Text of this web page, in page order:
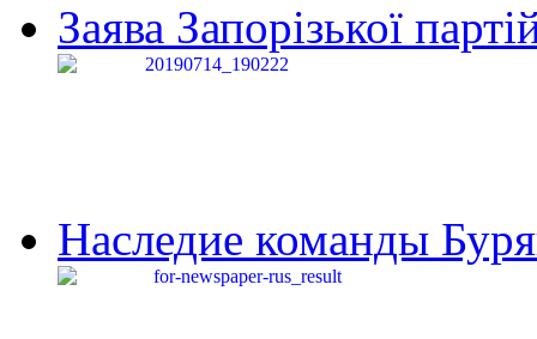
Заява Запорізької
Наследие команды